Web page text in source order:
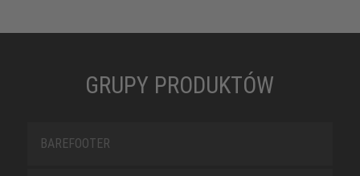
GRUPY PRODUKTÓW
BAREFOOTER